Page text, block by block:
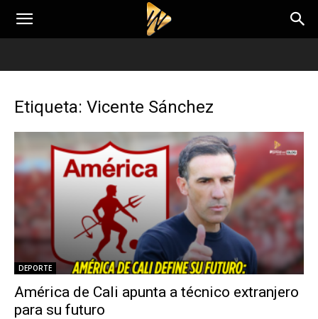
Etiqueta: Vicente Sánchez
DEPORTE
América de Cali apunta a técnico extranjero
para su futuro